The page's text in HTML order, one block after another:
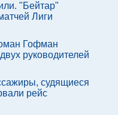
"Бейтар"
Лиги
Гофман
руководителей
судящиеся
рейс